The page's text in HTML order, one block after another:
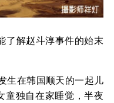
了解赵斗淳事件的始末
生在韩国顺天的一起儿
童独自在家睡觉，半夜